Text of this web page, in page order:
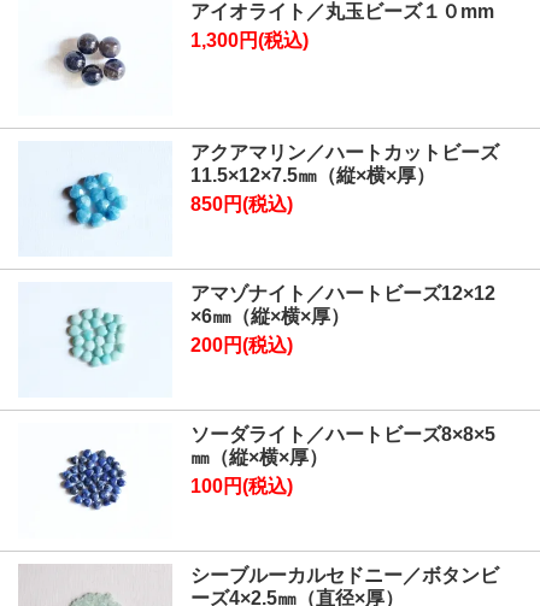
アイオライト／丸玉ビーズ１０mm
1,300円(税込)
アクアマリン／ハートカットビーズ
11.5×12×7.5㎜（縦×横×厚）
850円(税込)
アマゾナイト／ハートビーズ12×12
×6㎜（縦×横×厚）
200円(税込)
ソーダライト／ハートビーズ8×8×5
㎜（縦×横×厚）
100円(税込)
シーブルーカルセドニー／ボタンビ
ーズ4×2.5㎜（直径×厚）